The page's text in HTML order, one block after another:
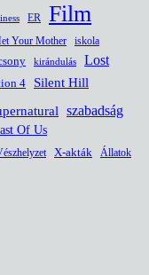
ER Film
Your Mother
iskola
kirándulás Lost
4 Silent Hill
szabadság
Of Us
X-akták Állatok